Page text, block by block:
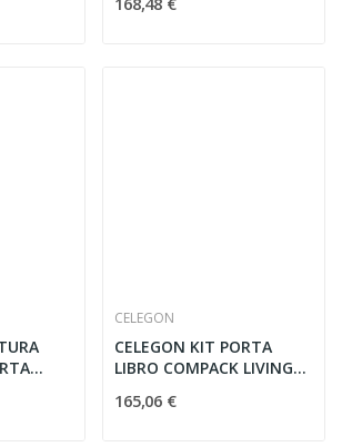
CELEGON
CELEGON KIT PORTA
LIBRO COMPACK LIVING
165,06 €